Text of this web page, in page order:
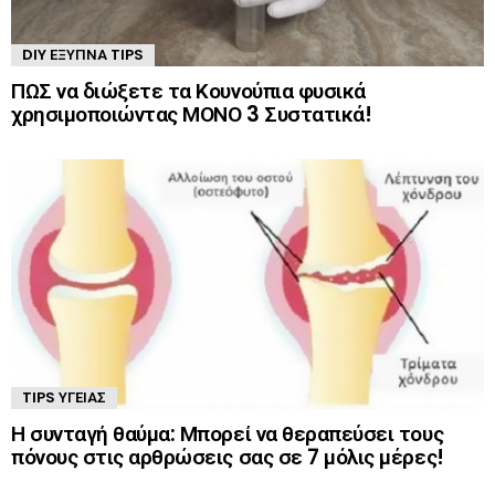
DIY ΈΞΥΠΝΑ TIPS
ΠΩΣ να διώξετε τα Κουνούπια φυσικά
χρησιμοποιώντας ΜΟΝΟ 3 Συστατικά!
TIPS ΥΓΕΊΑΣ
Η συνταγή θαύμα: Μπορεί να θεραπεύσει τους
πόνους στις αρθρώσεις σας σε 7 μόλις μέρες!